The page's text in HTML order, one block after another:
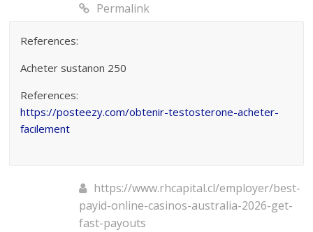
Permalink
References:
Acheter sustanon 250
References:
https://posteezy.com/obtenir-testosterone-acheter-
facilement
https://www.rhcapital.cl/employer/best-
payid-online-casinos-australia-2026-get-
fast-payouts